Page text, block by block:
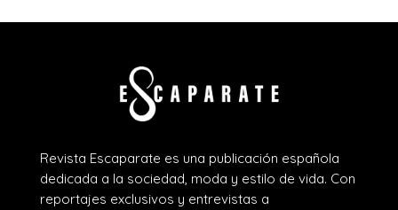
Revista Escaparate es una publicación española
dedicada a la sociedad, moda y estilo de vida. Con
reportajes exclusivos y entrevistas a